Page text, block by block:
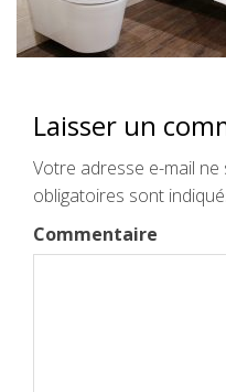
Laisser un
Votre adresse e-mail ne
obligatoires sont
Commentaire